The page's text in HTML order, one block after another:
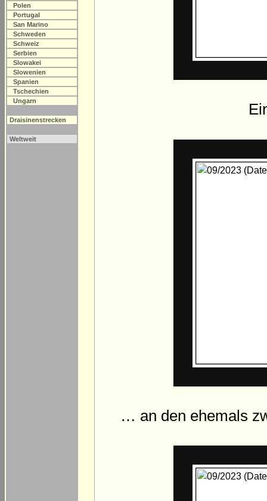
Polen
Portugal
San Marino
Schweden
Schweiz
Serbien
Slowakei
Slowenien
Spanien
Tschechien
Ungarn
Draisinenstrecken
Weltweit
… an den ehemals